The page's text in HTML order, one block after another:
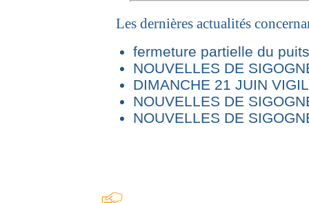
Les dernières actualités
fermeture partielle du
NOUVELLES DE
DIMANCHE 21 JUIN
NOUVELLES DE
NOUVELLES DE